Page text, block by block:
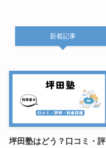
新着記事
坪田塾はどう？口コミ・評